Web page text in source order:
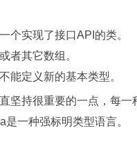
个实现了接口API的类。
者其它数组。
能定义新的基本类型。
持很重要的一点，每一
一种强标明类型语言。